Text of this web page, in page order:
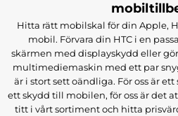
Hitta rätt mobilskal för din Apple,
mobil. Förvara din HTC i en
skärmen med displayskydd eller
multimediemaskin med ett par
är i stort sett oändliga. För oss är
ett skydd till mobilen, för oss är det
titt i vårt sortiment och hitta